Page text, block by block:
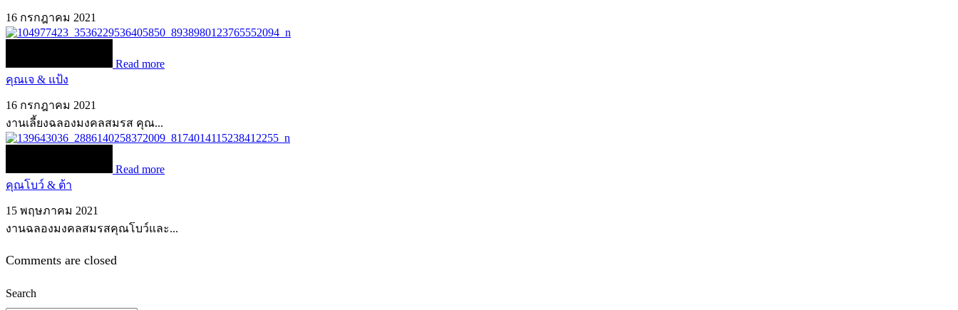
16 กรกฎาคม 2021
Read more
คุณเจ & แป้ง
16 กรกฎาคม 2021
งานเลี้ยงฉลองมงคลสมรส คุณ...
Read more
คุณโบว์ & ต้า
15 พฤษภาคม 2021
งานฉลองมงคลสมรสคุณโบว์และ...
Comments are closed
Search